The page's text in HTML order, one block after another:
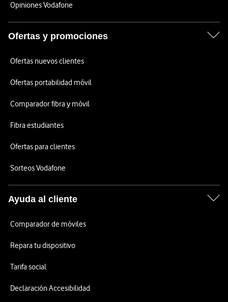
Opiniones Vodafone
Ofertas y promociones
Ofertas nuevos clientes
Ofertas portabilidad móvil
Comparador fibra y móvil
Fibra estudiantes
Ofertas para clientes
Sorteos Vodafone
Ayuda al cliente
Comparador de móviles
Repara tu dispositivo
Tarifa social
Declaración Accesibilidad